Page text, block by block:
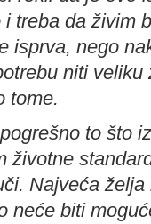
treba da živim
isprva, nego
niti
tome.
to što
životne
Najveća
neće biti